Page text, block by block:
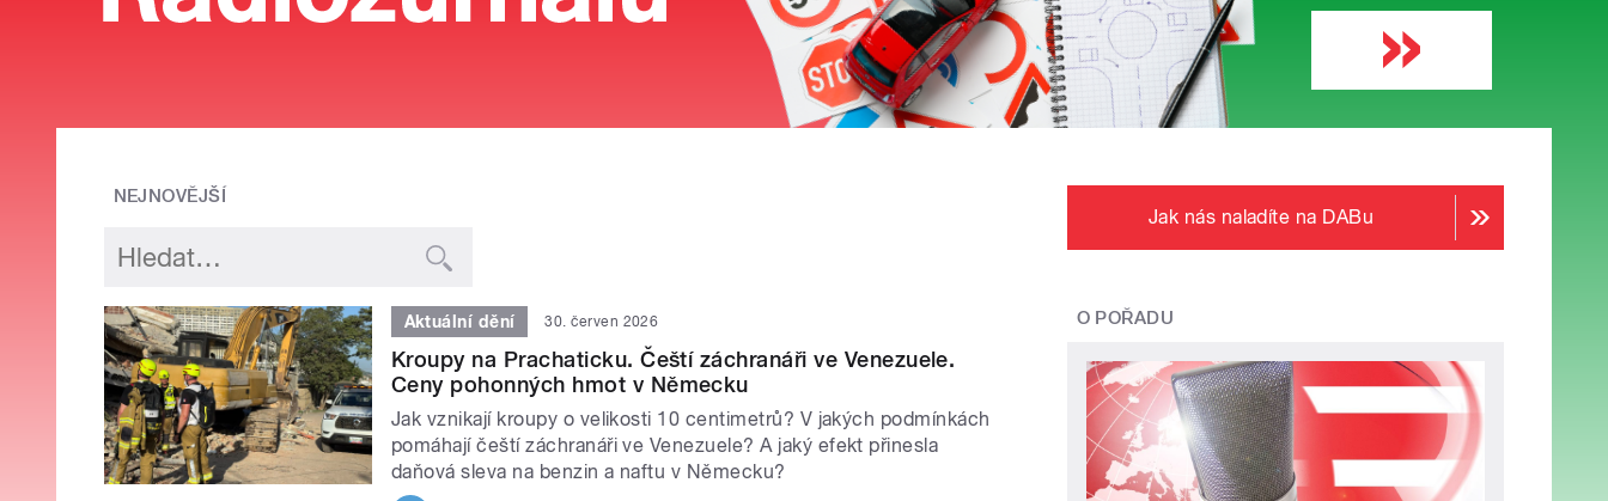
NEJNOVĚJŠÍ
Aktuální dění 30. červen 2026
Kroupy na Prachaticku. Čeští záchranáři ve Venezuele.
Ceny pohonných hmot v Německu
Jak vznikají kroupy o velikosti 10 centimetrů? V jakých podmínkách
pomáhají čeští záchranáři ve Venezuele? A jaký efekt přinesla
daňová sleva na benzin a naftu v Německu?
Jak nás naladíte na DABu
O POŘADU